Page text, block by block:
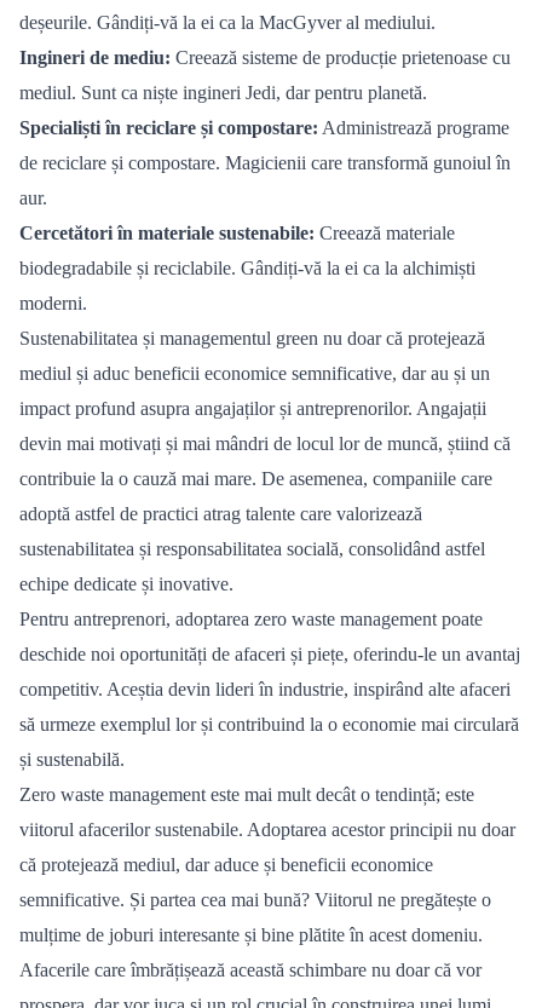
deșeurile. Gândiți-vă la ei ca la MacGyver al mediului.
Ingineri de mediu: Creează sisteme de producție prietenoase cu
mediul. Sunt ca niște ingineri Jedi, dar pentru planetă.
Specialiștiîn reciclare și compostare: Administrează programe
de reciclare și compostare. Magicienii care transformă gunoiul în
aur.
Cercetătoriîn materiale sustenabile: Creează materiale
biodegradabile și reciclabile. Gândiți-vă la ei ca la alchimiști
moderni.
Sustenabilitatea și managementul green nu doar că protejează
mediul și aduc beneficii economice semnificative, dar au și un
impact profund asupra angajaților și antreprenorilor. Angajații
devin mai motivați și mai mândri de locul lor de muncă, știind că
contribuie la o cauză mai mare. De asemenea, companiile care
adoptă astfel de practici atrag talente care valorizează
sustenabilitatea și responsabilitatea socială, consolidând astfel
echipe dedicate și inovative.
Pentru antreprenori, adoptarea zero waste management poate
deschide noi oportunități de afaceri și piețe, oferindu-le un avantaj
competitiv. Aceștia devin lideri în industrie, inspirând alte afaceri
să urmeze exemplul lor și contribuind la o economie mai circulară
și sustenabilă.
Zero waste management este mai mult decât o tendință; este
viitorul afacerilor sustenabile. Adoptarea acestor principii nu doar
că protejează mediul, dar aduce și beneficii economice
semnificative. Și partea cea mai bună? Viitorul ne pregătește o
mulțime de joburi interesante și bine plătite în acest domeniu.
Afacerile care îmbrățișează această schimbare nu doar că vor